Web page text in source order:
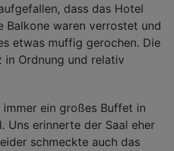
dass das Hotel
Balkone waren verrostet und
etwas muffig gerochen. Die
in Ordnung und relativ
ein großes Buffet in
Uns erinnerte der Saal eher
schmeckte auch das